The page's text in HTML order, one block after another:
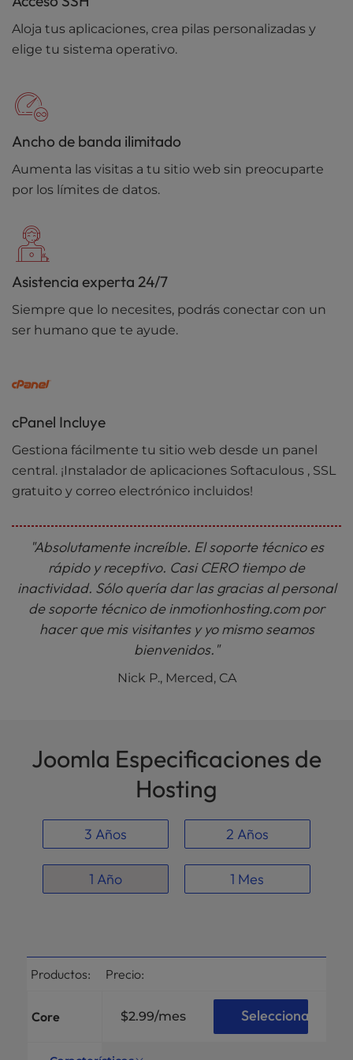
Aloja tus aplicaciones, crea pilas personalizadas y
elige tu sistema operativo.
Ancho de banda ilimitado
Aumenta las visitas a tu sitio web sin preocuparte
por los límites de datos.
Asistencia experta 24/7
Siempre que lo necesites, podrás conectar con un
ser humano que te ayude.
cPanel Incluye
Gestiona fácilmente tu sitio web desde un panel
central. ¡Instalador de aplicaciones Softaculous , SSL
gratuito y correo electrónico incluidos!
"Absolutamente increíble. El soporte técnico es
rápido y receptivo. Casi CERO tiempo de
inactividad. Sólo quería dar las gracias al personal
de soporte técnico de inmotionhosting.com por
hacer que mis visitantes y yo mismo seamos
bienvenidos."
Nick P., Merced, CA
Joomla Especificaciones de
Hosting
3 Años 2 Años
1 Año 1 Mes
Productos: Precio:
Core $2.99/mes Selecciona